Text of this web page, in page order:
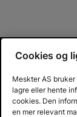
Cookies og
Meskter AS
lagre eller hente
cookies. Den
en mer relevant